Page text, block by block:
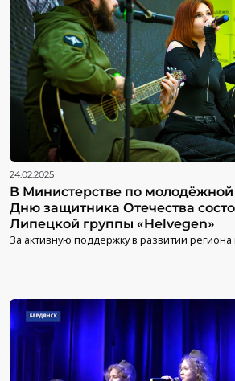
24.02.2025
В Министерстве по молодёжной
Дню защитника Отечества
Липецкой группы «Helvegen»
За активную поддержку в развитии